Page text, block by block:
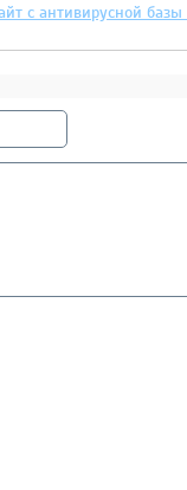
с антивирусной базы